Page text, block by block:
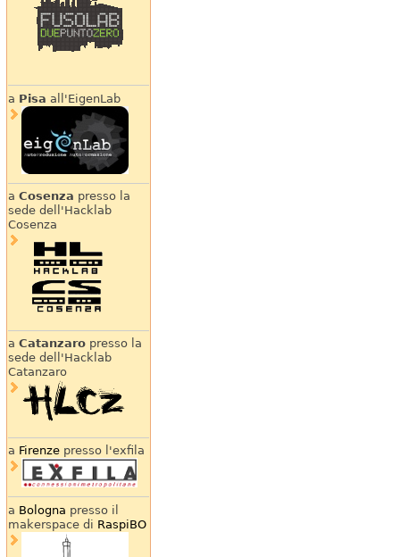
a Pisa all'EigenLab
a Cosenza presso la
sede dell'Hacklab
Cosenza
a Catanzaropresso la
sede dell'Hacklab
Catanzaro
a Firenzepresso l'exfila
a Bologna presso il
makerspace di RaspiBO